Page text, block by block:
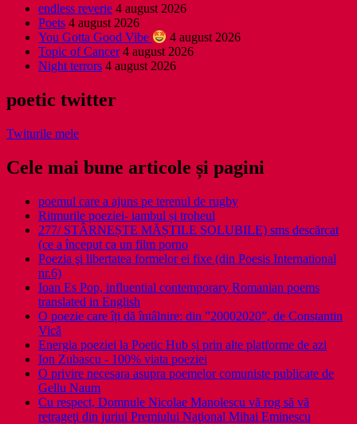
endless reverie 4 august 2026
Poets 4 august 2026
You Gotta Good Vibe
4 august 2026
Topic of Cancer 4 august 2026
Night terrors 4 august 2026
poetic twitter
Twiturile mele
Cele mai bune articole și pagini
poemul care a ajuns pe terenul de rugby
Ritmurile poeziei- iambul și troheul
277/ STÂRNEȘTE MĂȘTILE SOLUBILE) sms descărcat
(ce a început ca un film porno
Poezia şi libertatea formelor ei fixe (din Poesis International
nr.6)
Ioan Es Pop, influential contemporary Romanian poems
translated in English
O poezie care îți dă întâlnire: din ”20002020”, de Constantin
Vică
Energia poeziei la Poetic Hub și prin alte platforme de azi
Ion Zubascu - 100% viata poeziei
O privire necesara asupra poemelor comuniste publicate de
Gellu Naum
Cu respect, Domnule Nicolae Manolescu vă rog să vă
retrageţi din juriul Premiului Naţional Mihai Eminescu